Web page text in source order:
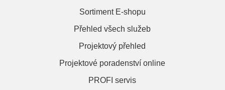
Sortiment E-shopu
Přehled všech služeb
Projektový přehled
Projektové poradenství online
PROFI servis